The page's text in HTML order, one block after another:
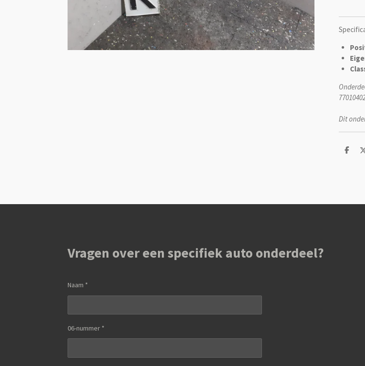
Dit
D
Vragen over een specifiek auto onderdeel?
Naam *
06-nummer *